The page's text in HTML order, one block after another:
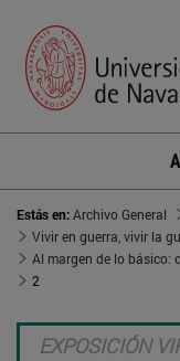
Estás en:Archivo General
Al margen de lo básico:
2
EXPOSICIÓN